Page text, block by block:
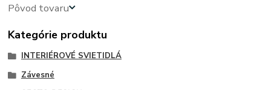
Pôvod tovaru
Kategórie produktu
INTERIÉROVÉ SVIETIDLÁ
Závesné